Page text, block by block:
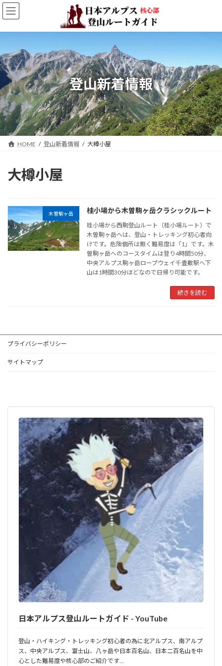
コ
ン
ン
へ
ス
キ
ッ
プ
ナ
ビ
ー
ョ
ン
に
移
動
登山新着情報
HOME 登山新着情報 大樽小屋
大樽小屋
木曽駒ヶ岳 桂小場から木曽駒ヶ岳クラシックルート
桂小場から西駒登山ルート（桂小場ルート）で
木曽駒ヶ岳へは、登山・トレッキング初心者向
けです。危険個所は無く難易度は「1」です。木
曽駒ヶ岳へのコースタイムは登り4時間50分、
中央アルプス駒ヶ岳ロープウェイ千畳敷駅へ下
山は1時間30分ほどなので日帰り可能です。
続きを読む
プライバシーポリシー
サイトマップ
日本アルプス登山ルートガイド - YouTube
登山・ハイキング・トレッキング初心者の為に北アルプス、南アルプ
ス、中央アルプス、富士山、八ヶ岳や日本百名山、日本二百名山を中
心とした難易度や核心部のご紹介です…